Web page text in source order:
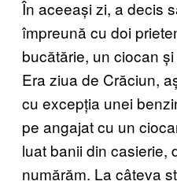
În aceeași zi, a decis
împreună cu doi
bucătărie, un ciocan
Era ziua de Crăciun,
cu excepția unei
pe angajat cu un
luat banii din casierie,
numărăm. La câteva